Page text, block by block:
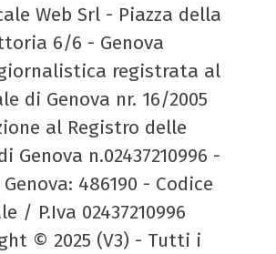
Web Srl - Piazza della
6/6 - Genova
registrata al
di Genova nr. 16/2005
al Registro delle
Genova n.02437210996 -
Genova: 486190 - Codice
/ P.Iva 02437210996
© 2025 (V3) - Tutti i